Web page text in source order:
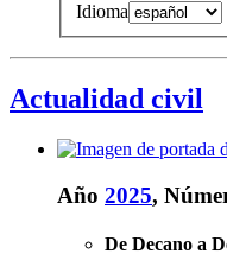
Idioma
Actualidad civil
Año 2025,
De Decano a